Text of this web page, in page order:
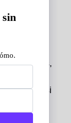
y además,
Tanto si
propio
para